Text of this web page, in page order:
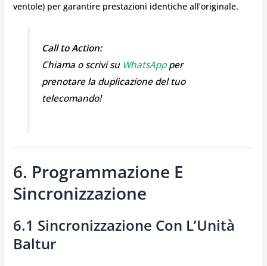
ventole) per garantire prestazioni identiche all’originale.
Call to Action:
Chiama o scrivi su WhatsAppper
prenotare la duplicazione del tuo
telecomando!
6. Programmazione E
Sincronizzazione
6.1 Sincronizzazione Con L’Unità
Baltur